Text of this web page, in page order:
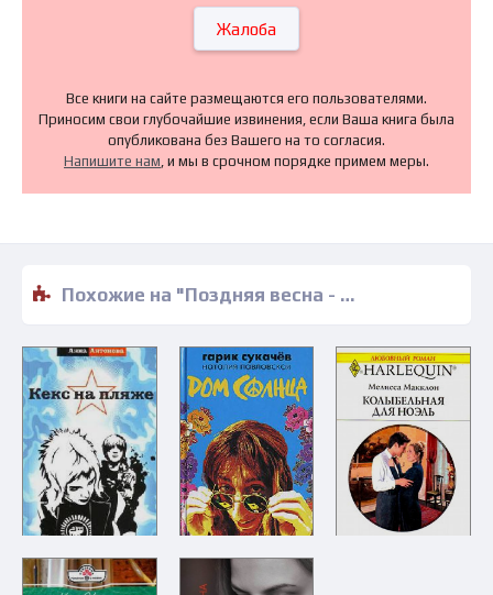
Жалоба
Все книги на сайте размещаются его пользователями.
Приносим свои глубочайшие извинения, если Ваша книга была
опубликована без Вашего на то согласия.
Напишите нам, и мы в срочном порядке примем меры.
Похожие на "Поздняя весна - Натали Иствуд" книги читать бесплатно полные версии